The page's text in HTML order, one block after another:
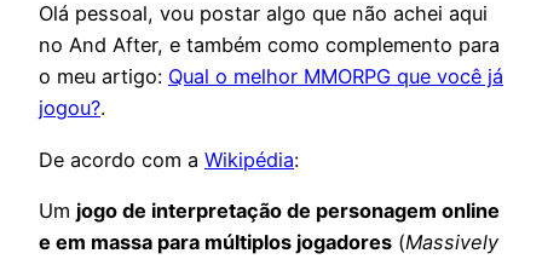
Olá pessoal, vou postar algo que não achei aqui
no And After, e também como complemento para
o meu artigo: Qual o melhor MMORPG que você já
jogou?.
De acordo com a Wikipédia:
Um jogo de interpretação de personagem online
e em massa para múltiplos jogadores (Massively